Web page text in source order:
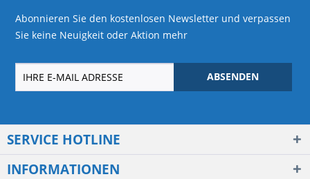
Abonnieren Sie den kostenlosen Newsletter und verpassen
Sie keine Neuigkeit oder Aktion mehr
ABSENDEN
SERVICE HOTLINE
INFORMATIONEN